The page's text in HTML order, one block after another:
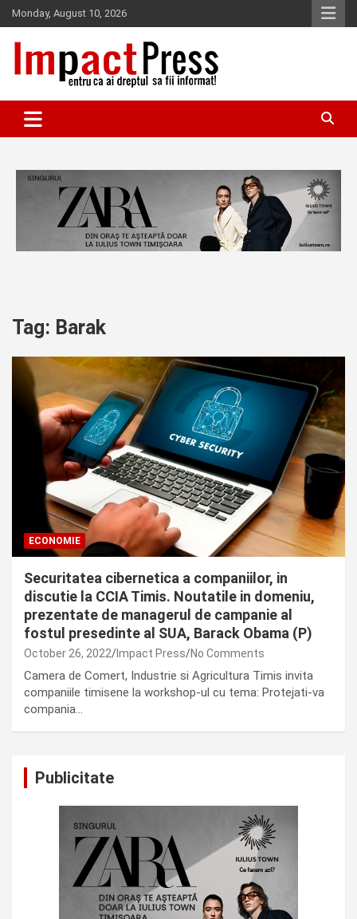
Skip
to
content
Monday, August 10, 2026
IMPACTPRESS
Tag: Barak
ECONOMIE
Securitatea cibernetica a companiilor, in
discutie la CCIA Timis. Noutatile in domeniu,
prezentate de managerul de campanie al
fostul presedinte al SUA, Barack Obama (P)
October 26, 2022 Impact Press No Comments
Camera de Comert, Industrie si Agricultura Timis invita
companiile timisene la workshop-ul cu tema: Protejati-va
compania…
Publicitate